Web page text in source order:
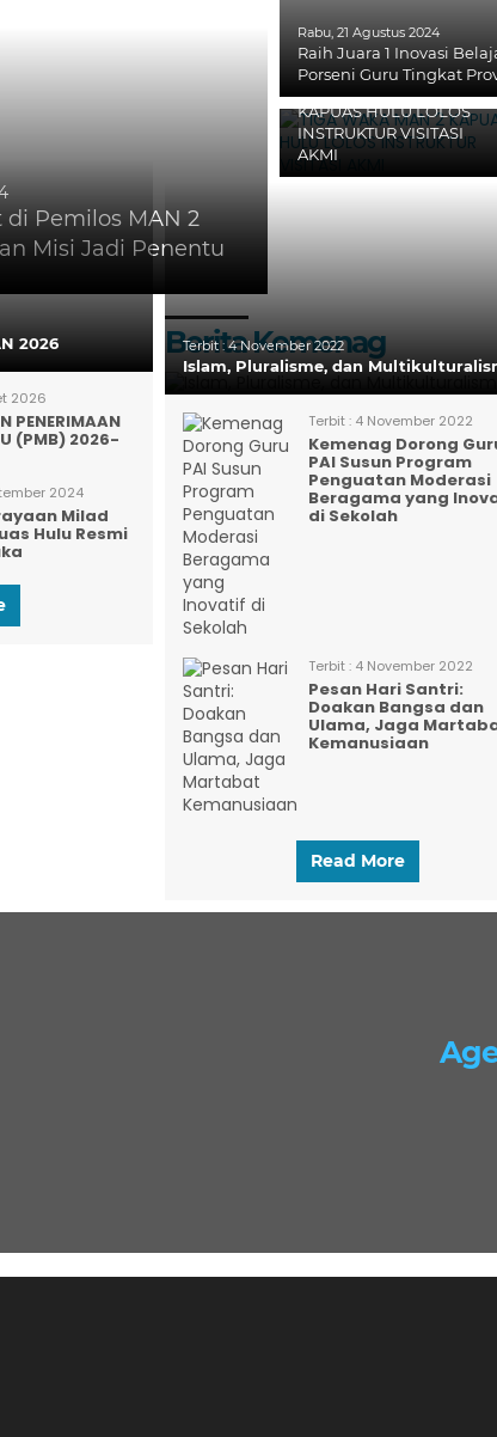
Pemilos MAN 2
Misi Jadi Penentu
Rabu, 21 Agustus 2024
Raih Juara 1 Inovasi
Porseni Guru Tingkat
Rabu, 14 Agustus 2024
TIGA WAKA MAN 2
KAPUAS HULU LOLOS
INSTRUKTUR VISITASI
AKMI
2026
2026
PENERIMAAN
(PMB) 2026-
2024
Milad
Hulu Resmi
Berita Kemenag
Terbit :4 November 2022
Islam, Pluralisme, dan
Terbit :4 November 2022
Kemenag Dorong
PAI Susun Program
Penguatan Moderasi
Beragama yang
di Sekolah
Terbit :4 November 2022
Pesan Hari Santri:
Doakan Bangsa dan
Ulama, Jaga
Kemanusiaan
Read More